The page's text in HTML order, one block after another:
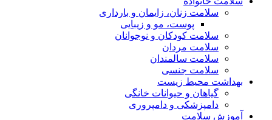
سلامت زنان، زایمان و بارداری
پوست، مو و زیبایی
سلامت کودکان و نوجوانان
سلامت مردان
سلامت سالمندان
سلامت جنسی
بهداشت محیط زیست
گیاهان و حیوانات خانگی
دامپزشکی و دامپروری
آموزش سلامت